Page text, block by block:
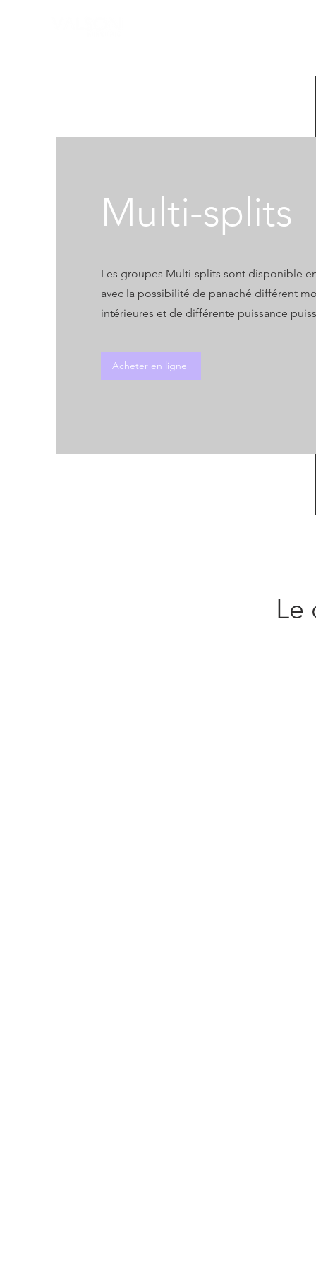
Multi-splits
Les groupes Multi-splits sont disponible
avec la possibilité de panaché différent
intérieures et de différente puissance
Acheter en ligne
Le